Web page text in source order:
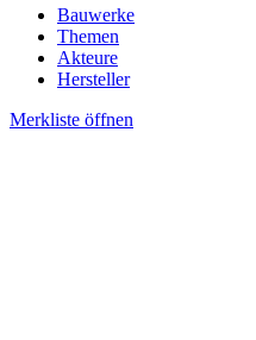
Bauwerke
Themen
Akteure
Hersteller
Merkliste öffnen